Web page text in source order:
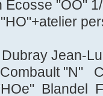
Ecosse "OO"
Jean-
"N"
Blandel